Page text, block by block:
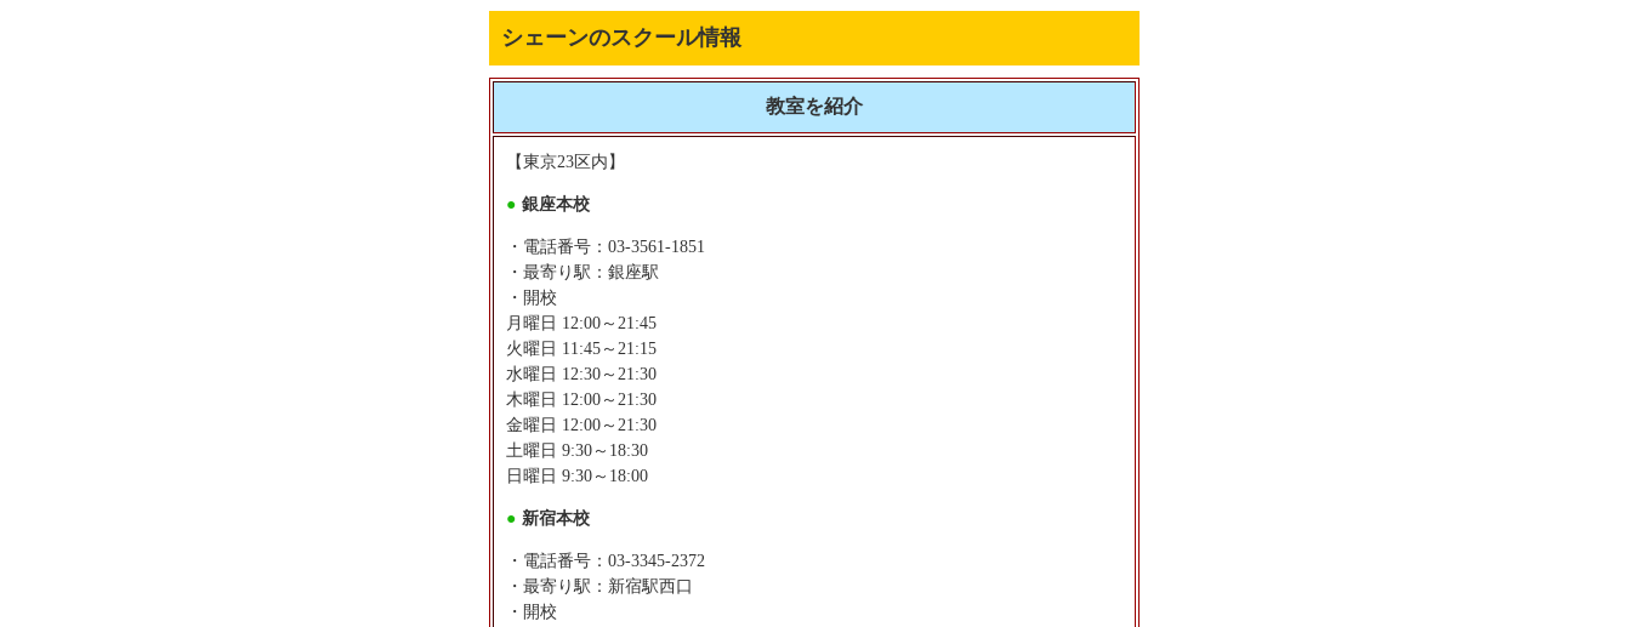
シェーンのスクール情報
教室を紹介
【東京23区内】
● 銀座本校
・電話番号：03-3561-1851
・最寄り駅：銀座駅
・開校
月曜日 12:00～21:45
火曜日 11:45～21:15
水曜日 12:30～21:30
木曜日 12:00～21:30
金曜日 12:00～21:30
土曜日 9:30～18:30
日曜日 9:30～18:00
● 新宿本校
・電話番号：03-3345-2372
・最寄り駅：新宿駅西口
・開校